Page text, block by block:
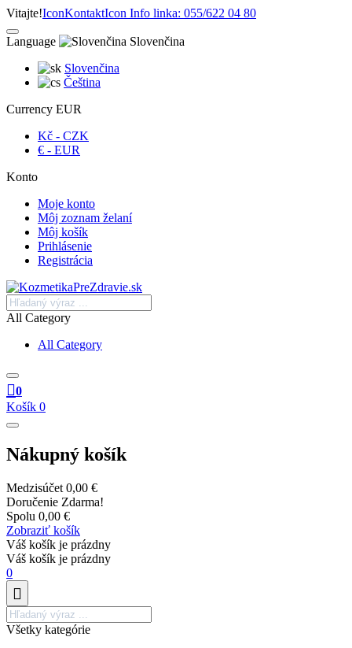
Vitajte!IconKontaktIcon Info linka: 055/622 04 80
Language
Slovenčina
Slovenčina
Čeština
Currency EUR
Kč - CZK
€ - EUR
Konto
Moje konto
Môj zoznam želaní
Môj košík
Prihlásenie
Registrácia
All Category
All Category
0
Košík 0
Nákupný košík
Medzisúčet 0,00 €
Doručenie Zdarma!
Spolu 0,00 €
Zobraziť košík
Váš košík je prázdny
Váš košík je prázdny
0
Všetky kategórie